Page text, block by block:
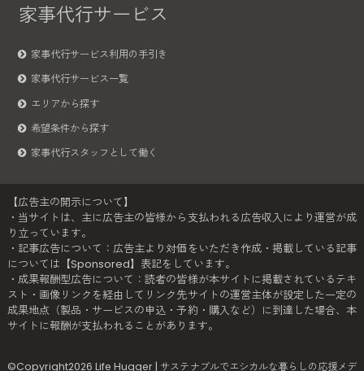
家事代行サービス
家事代行サービス利用の手引き
家事代行サービス一覧
エリアから探す
希望条件から探す
家事代行スタッフとして働く
【広告主の開示について】
・当サイトは、主に広告主の皆様から支払われる広告収入により運営が成
り立っています。
・記事広告について：広告主より対価をいただき作成・掲載している記事
については【Sponsored】表記をしています。
・成果報酬型広告について：読者の皆様が本サイトに掲載されているテキ
スト・画像リンクを経由してリンク先サイトの運営主体が設定した一定の
成果地点（製品・サービスの申込・予約・購入など）に到達した場合、本
サイトに報酬が支払われることがあります。
©Copyright2026Life Hugger | サステナブルでエシカルな暮らしの応援メデ